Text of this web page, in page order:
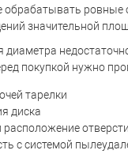
обрабатывать ровные
значительной
диаметра
покупкой нужно
тарелки
диска
расположение
с системой